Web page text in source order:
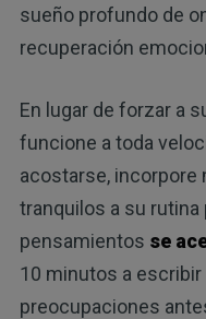
sueño profundo de
recuperación
En lugar de forzar a
funcione a toda
acostarse,
tranquilos a su rutina
pensamientos se
10 minutos a
preocupaciones